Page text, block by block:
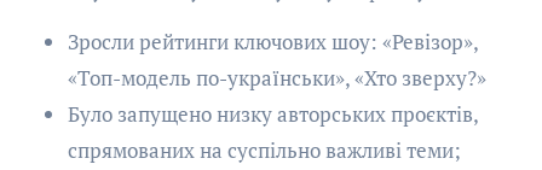
Зросли рейтинги ключових шоу: «Ревізор»,
«Топ-модель по-українськи», «Хто зверху?»
Було запущено низку авторських проєктів,
спрямованих на суспільно важливі теми;